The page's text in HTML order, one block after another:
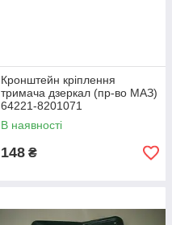
Кронштейн кріплення
тримача дзеркал (пр-во МАЗ)
64221-8201071
В наявності
148 ₴